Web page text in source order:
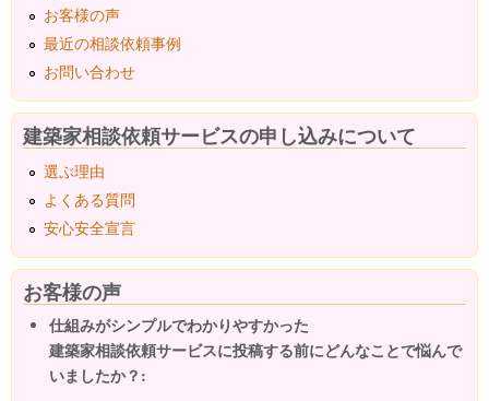
お客様の声
最近の相談依頼事例
お問い合わせ
建築家相談依頼サービスの申し込みについて
選ぶ理由
よくある質問
安心安全宣言
お客様の声
仕組みがシンプルでわかりやすかった
建築家相談依頼サービスに投稿する前にどんなことで悩んで
いましたか？: